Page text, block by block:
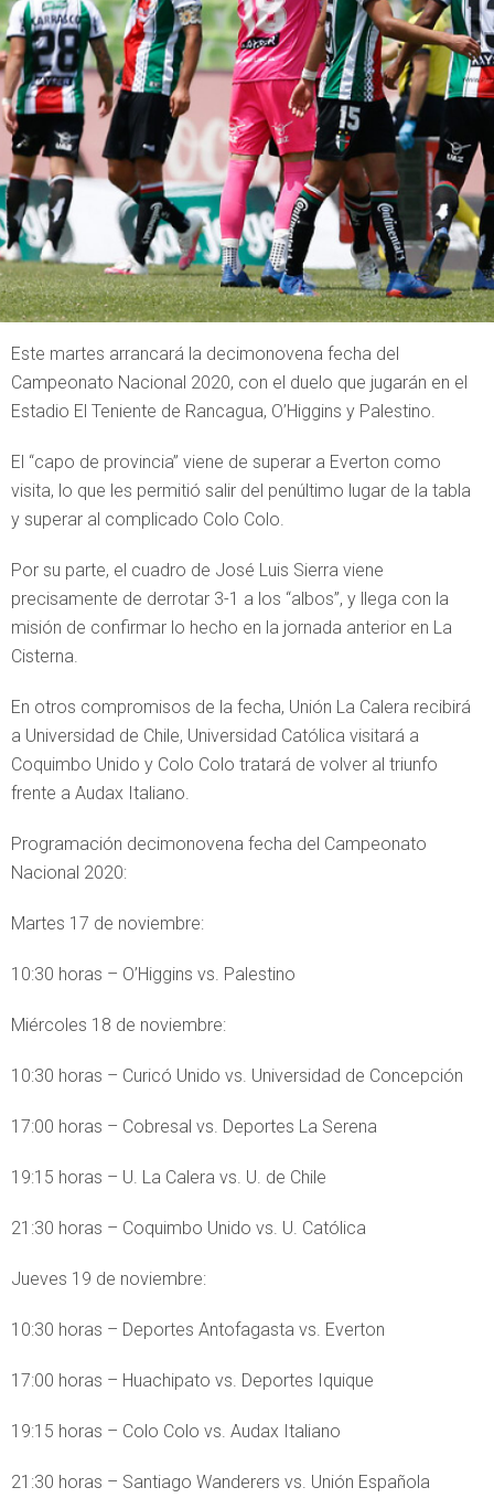
Este martes arrancará la decimonovena fecha del
Campeonato Nacional 2020, con el duelo que jugarán en el
Estadio El Teniente de Rancagua, O’Higgins y Palestino.
El “capo de provincia” viene de superar a Everton como
visita, lo que les permitió salir del penúltimo lugar de la tabla
y superar al complicado Colo Colo.
Por su parte, el cuadro de José Luis Sierra viene
precisamente de derrotar 3-1 a los “albos”, y llega con la
misión de confirmar lo hecho en la jornada anterior en La
Cisterna.
En otros compromisos de la fecha, Unión La Calera recibirá
a Universidad de Chile, Universidad Católica visitará a
Coquimbo Unido y Colo Colo tratará de volver al triunfo
frente a Audax Italiano.
Programación decimonovena fecha del Campeonato
Nacional 2020:
Martes 17 de noviembre:
10:30 horas – O’Higgins vs. Palestino
Miércoles 18 de noviembre:
10:30 horas – Curicó Unido vs. Universidad de Concepción
17:00 horas – Cobresal vs. Deportes La Serena
19:15 horas – U. La Calera vs. U. de Chile
21:30 horas – Coquimbo Unido vs. U. Católica
Jueves 19 de noviembre:
10:30 horas – Deportes Antofagasta vs. Everton
17:00 horas – Huachipato vs. Deportes Iquique
19:15 horas – Colo Colo vs. Audax Italiano
21:30 horas – Santiago Wanderers vs. Unión Española